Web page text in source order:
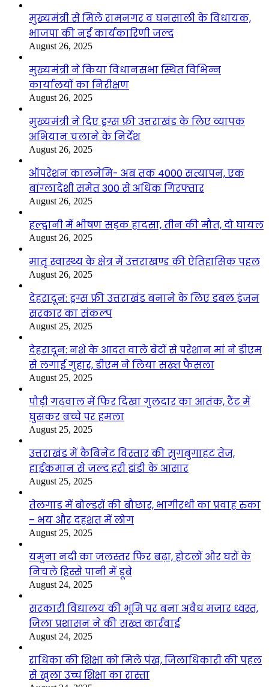
मुख्यमंत्री से मिले रामनगर व घनसाली के विधायक,
भाजपा की नई कार्यकारिणी जल्द
August 26, 2025
मुख्यमंत्री ने किया विधानसभा स्थित विभिन्न
कार्यालयों का निरीक्षण
August 26, 2025
मुख्यमंत्री ने दिए ड्रग्स फ्री उत्तराखंड के लिए व्यापक
अभियान चलाने के निर्देश
August 26, 2025
ऑपरेशन कालनेमि- अब तक 4000 सत्यापन, एक
बांग्लादेशी समेत 300 से अधिक गिरफ्तार
August 26, 2025
हल्द्वानी में भीषण सड़क हादसा, तीन की मौत, दो घायल
August 26, 2025
मातृ स्वास्थ्य के क्षेत्र में उत्तराखण्ड की ऐतिहासिक पहल
August 26, 2025
देहरादून: ड्रग्स फ्री उत्तराखंड बनाने के लिए डबल इंजन
सरकार का संकल्प
August 25, 2025
देहरादून: नशे के आदत वाले बेटों से परेशान मां ने डीएम
से लगाई गुहार, डीएम ने लिया सख्त फैसला
August 25, 2025
पौड़ी गढ़वाल में फिर दिखा गुलदार का आतंक, टैंट में
घुसकर बच्चे पर हमला
August 25, 2025
उत्तराखंड में कैबिनेट विस्तार की सुगबुगाहट तेज,
हाईकमान से जल्द हरी झंडी के आसार
August 25, 2025
तेलगाड में बोल्डरों की बौछार, भागीरथी का प्रवाह रुका
– भय और दहशत में लोग
August 25, 2025
यमुना नदी का जलस्तर फिर बढ़ा, होटलों और घरों के
निचले हिस्से पानी में डूबे
August 24, 2025
सरकारी विद्यालय की भूमि पर बना अवैध मजार ध्वस्त,
जिला प्रशासन ने की सख्त कार्रवाई
August 24, 2025
राधिका की शिक्षा को मिले पंख, जिलाधिकारी की पहल
से खुला उच्च शिक्षा का रास्ता